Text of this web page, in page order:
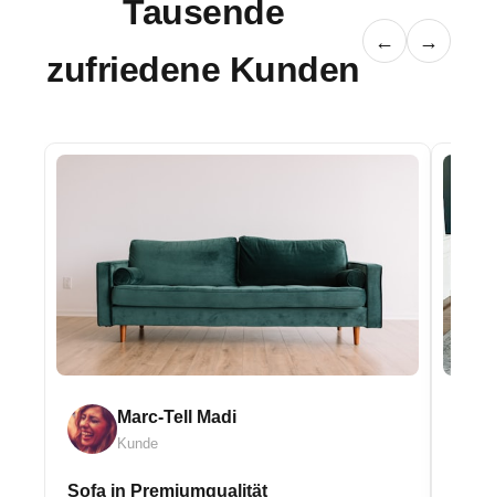
Tausende
zufriedene Kunden
← →
Marc-Tell Madi
Kunde
Sofa in Premiumqualität